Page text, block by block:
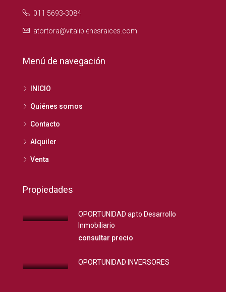
011 5693-3084
atortora@vitalibienesraices.com
Menú de navegación
INICIO
Quiénes somos
Contacto
Alquiler
Venta
Propiedades
OPORTUNIDAD apto Desarrollo
Inmobiliario
consultar precio
OPORTUNIDAD INVERSORES